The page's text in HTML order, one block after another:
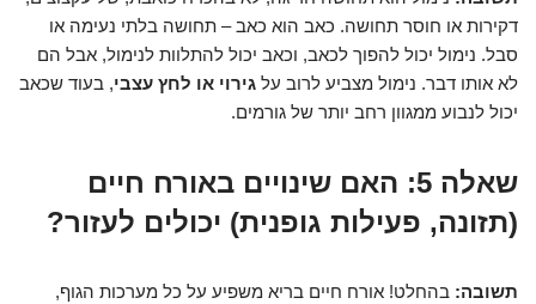
דקירות או חוסר תחושה. כאב הוא כאב – תחושה בלתי נעימה או
סבל. נימול יכול להפוך לכאב, וכאב יכול להתלוות לנימול, אבל הם
לא אותו דבר. נימול מצביע לרוב על גירוי או לחץ עצבי, בעוד שכאב
יכול לנבוע ממגוון רחב יותר של גורמים.
שאלה 5: האם שינויים באורח חיים
(תזונה, פעילות גופנית) יכולים לעזור?
תשובה: בהחלט! אורח חיים בריא משפיע על כל מערכות הגוף,